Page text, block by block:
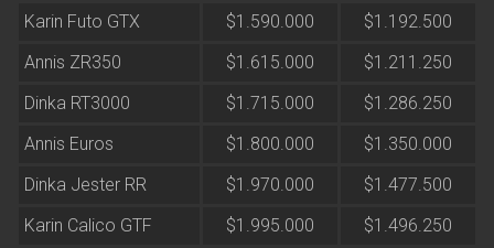
Karin Futo GTX
$1.590.000
$1.192.500
Annis ZR350
$1.615.000
$1.211.250
Dinka RT3000
$1.715.000
$1.286.250
Annis Euros
$1.800.000
$1.350.000
Dinka Jester RR
$1.970.000
$1.477.500
Karin Calico GTF
$1.995.000 $1.496.250